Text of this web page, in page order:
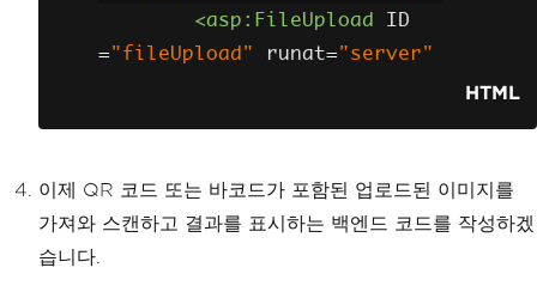
<asp:FileUpload
ID
="fileUpload" runat="server"
can"
runat="server" Text="Sc
an Barcode"
OnClick ="btnScan
HTML
이제 QR 코드 또는 바코드가 포함된 업로드된 이미지를
가져와 스캔하고 결과를 표시하는 백엔드 코드를 작성하겠
습니다.